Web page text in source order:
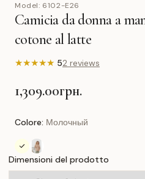
Model: 6102-E26
Camicia da donna a
cotone al latte
★★★★★ 52 reviews
1,309.00грн.
Colore: Молочный
Dimensioni del prodotto